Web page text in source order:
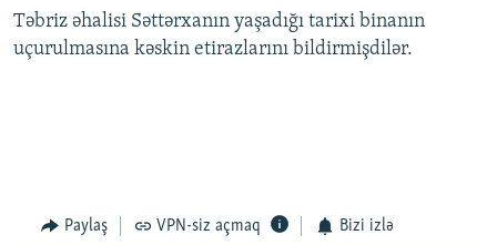
Təbriz əhalisi Səttərxanın yaşadığı tarixi binanın
uçurulmasına kəskin etirazlarını bildirmişdilər.
Paylaş VPN-siz açmaq Bizi izlə